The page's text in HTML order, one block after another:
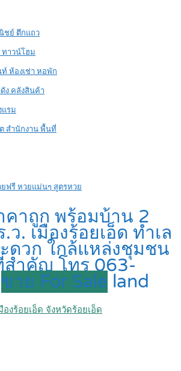
ชย์ ตึกแถว
ทาวน์โฮม
ห้องเช่า หอพัก
ง คลังสินค้า
แรม
สำนักงาน พื้นที่
ยฟรี หวยแม่นๆ สูตรหวย
าถูก พร้อมบ้าน 2
. เมืองร้อยเอ็ด ทำเล
ดวก ใกล้แหล่งชุมชน
สำคัญ โทร 063-
ขาย For Sale land
องร้อยเอ็ด จังหวัดร้อยเอ็ด